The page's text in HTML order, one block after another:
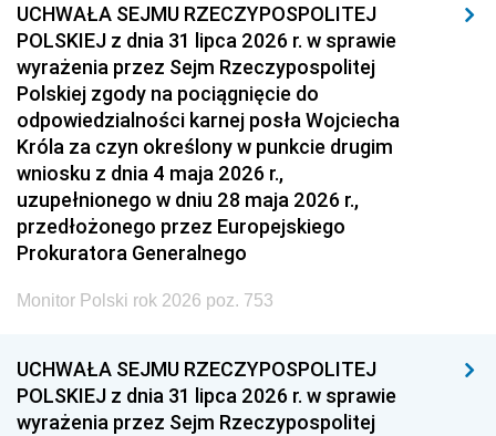
UCHWAŁA SEJMU RZECZYPOSPOLITEJ
POLSKIEJ z dnia 31 lipca 2026 r. w sprawie
wyrażenia przez Sejm Rzeczypospolitej
Polskiej zgody na pociągnięcie do
odpowiedzialności karnej posła Wojciecha
Króla za czyn określony w punkcie drugim
wniosku z dnia 4 maja 2026 r.,
uzupełnionego w dniu 28 maja 2026 r.,
przedłożonego przez Europejskiego
Prokuratora Generalnego
Monitor Polski rok 2026 poz. 753
UCHWAŁA SEJMU RZECZYPOSPOLITEJ
POLSKIEJ z dnia 31 lipca 2026 r. w sprawie
wyrażenia przez Sejm Rzeczypospolitej